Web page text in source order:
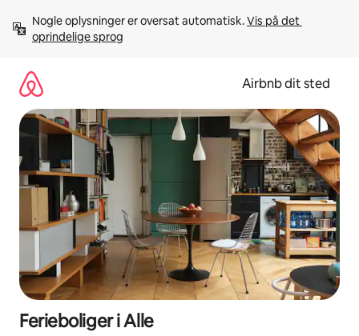
videre
Nogle oplysninger er oversat automatisk. Vis på det
oprindelige sprog
Airbnb dit sted
Ferieboliger i Alle